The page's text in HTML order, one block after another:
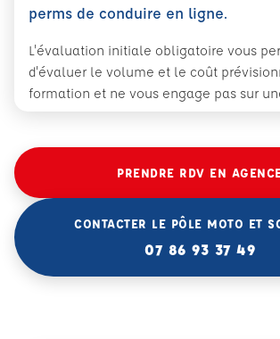
perms de conduire en ligne.
L'évaluation initiale obligatoire vous
d'évaluer le volume et le coût
formation et ne vous engage pas sur
PRENDRE RDV EN
CONTACTER LE PÔLE MOTO ET
07 86 93 37 49